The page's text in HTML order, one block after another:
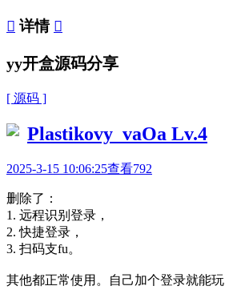
 详情 
yy开盒源码分享
[ 源码 ]
Plastikovy_vaOa Lv.4
2025-3-15 10:06:25查看792
删除了：
1. 远程识别登录，
2. 快捷登录，
3. 扫码支fu。
其他都正常使用。自己加个登录就能玩